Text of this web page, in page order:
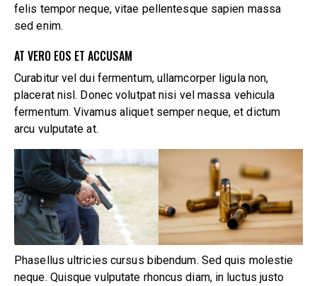
felis tempor neque, vitae pellentesque sapien massa
sed enim.
AT VERO EOS ET ACCUSAM
Curabitur vel dui fermentum, ullamcorper ligula non,
placerat nisl. Donec volutpat nisi vel massa vehicula
fermentum. Vivamus aliquet semper neque, et dictum
arcu vulputate at.
Phasellus ultricies cursus bibendum. Sed quis molestie
neque. Quisque vulputate rhoncus diam, in luctus justo